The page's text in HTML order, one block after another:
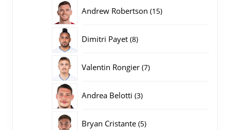
Andrew Robertson 1515
Dimitri Payet 88
Valentin Rongier 77
Andrea Belotti 33
Bryan Cristante 55